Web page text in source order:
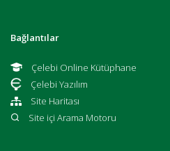
Bağlantılar
Çelebi Online Kütüphane
Çelebi Yazılım
Site Haritası
Site içi Arama Motoru